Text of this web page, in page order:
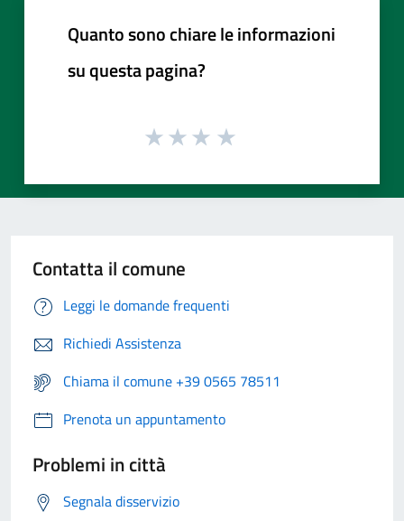
Quanto sono chiare le informazioni
su questa pagina?
Contatta il comune
Leggi le domande frequenti
Richiedi Assistenza
Chiama il comune +39 0565 78511
Prenota un appuntamento
Problemi in città
Segnala disservizio